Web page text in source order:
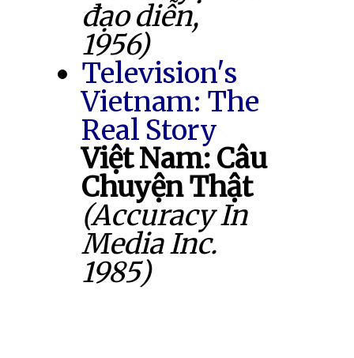
đạo diễn,
1956)
Television's
Vietnam: The
Real Story
Việt Nam: Câu
Chuyện Thật
(Accuracy In
Media Inc.
1985)